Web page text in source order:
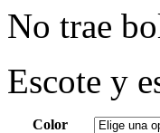
No trae
Escote y
Color